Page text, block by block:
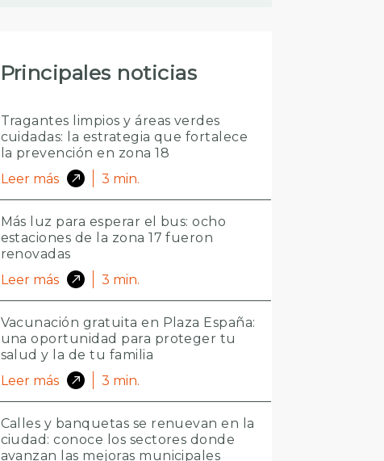
Principales noticias
Tragantes limpios y áreas verdes
cuidadas: la estrategia que fortalece
la prevención en zona 18
Leer más
3 min.
Más luz para esperar el bus: ocho
estaciones de la zona 17 fueron
renovadas
Leer más
3 min.
Vacunación gratuita en Plaza España:
una oportunidad para proteger tu
salud y la de tu familia
Leer más
3 min.
Calles y banquetas se renuevan en la
ciudad: conoce los sectores donde
avanzan las mejoras municipales